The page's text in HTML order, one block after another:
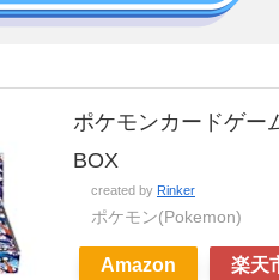
ポケモンカードゲー
BOX
created by Rinker
ポケモン(Pokemon)
Amazon 楽天